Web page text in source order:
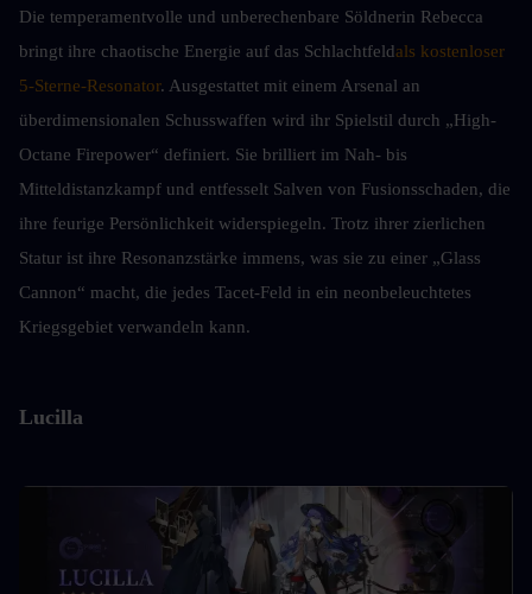
Die temperamentvolle und unberechenbare Söldnerin Rebecca
bringt ihre chaotische Energie auf das Schlachtfeldals kostenloser
5-Sterne-Resonator. Ausgestattet mit einem Arsenal an
überdimensionalen Schusswaffen wird ihr Spielstil durch „High-
Octane Firepower“ definiert. Sie brilliert im Nah- bis
Mitteldistanzkampf und entfesselt Salven von Fusionsschaden, die
ihre feurige Persönlichkeit widerspiegeln. Trotz ihrer zierlichen
Statur ist ihre Resonanzstärke immens, was sie zu einer „Glass
Cannon“ macht, die jedes Tacet-Feld in ein neonbeleuchtetes
Kriegsgebiet verwandeln kann.
Lucilla